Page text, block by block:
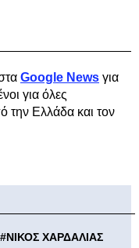
Google News για
για όλες
την Ελλάδα και τον
#ΝΙΚΟΣ ΧΑΡΔΑΛΙΑΣ